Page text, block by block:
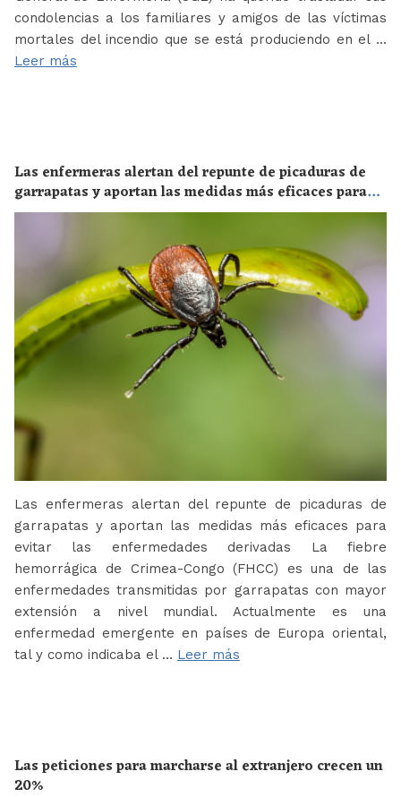
condolencias a los familiares y amigos de las víctimas
mortales del incendio que se está produciendo en el …
Leer más
Las enfermeras alertan del repunte de picaduras de
garrapatas y aportan las medidas más eficaces para
evitar las enfermedades derivadas
Las enfermeras alertan del repunte de picaduras de
garrapatas y aportan las medidas más eficaces para
evitar las enfermedades derivadas La fiebre
hemorrágica de Crimea-Congo (FHCC) es una de las
enfermedades transmitidas por garrapatas con mayor
extensión a nivel mundial. Actualmente es una
enfermedad emergente en países de Europa oriental,
tal y como indicaba el … Leer más
Las peticiones para marcharse al extranjero crecen un
20%